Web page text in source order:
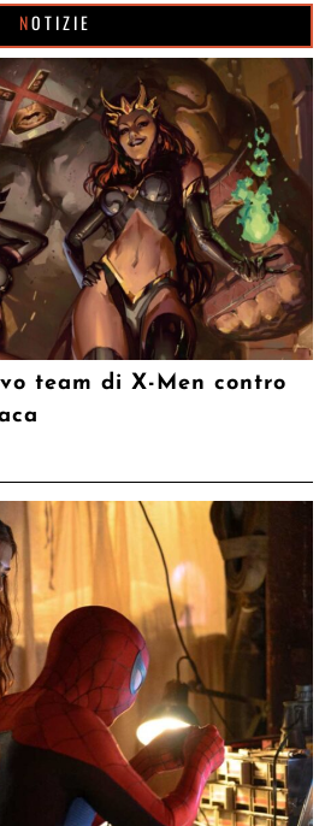
NOTIZIE
team di X-Men contro